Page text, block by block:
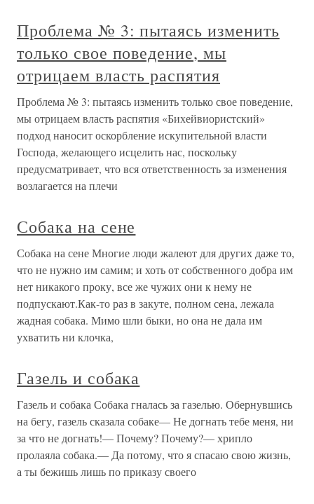
Проблема № 3: пытаясь изменить
только свое поведение, мы
отрицаем власть распятия
Проблема № 3: пытаясь изменить только свое поведение,
мы отрицаем власть распятия «Бихейвиористский»
подход наносит оскорбление искупительной власти
Господа, желающего исцелить нас, поскольку
предусматривает, что вся ответственность за изменения
возлагается на плечи
Собака на сене
Собака на сене Многие люди жалеют для других даже то,
что не нужно им самим; и хоть от собственного добра им
нет никакого проку, все же чужих они к нему не
подпускают.Как-то раз в закуте, полном сена, лежала
жадная собака. Мимо шли быки, но она не дала им
ухватить ни клочка,
Газель и собака
Газель и собака Собака гналась за газелью. Обернувшись
на бегу, газель сказала собаке— Не догнать тебе меня, ни
за что не догнать!— Почему? Почему?— хрипло
пролаяла собака.— Да потому, что я спасаю свою жизнь,
а ты бежишь лишь по приказу своего